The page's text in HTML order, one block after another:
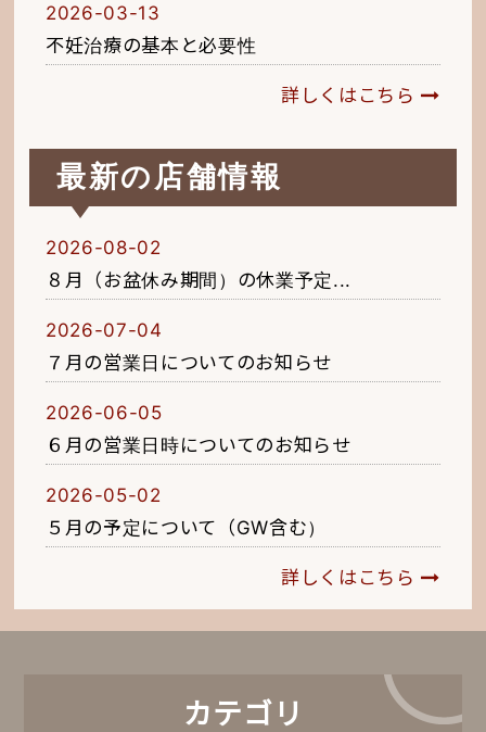
2026-03-13
不妊治療の基本と必要性
詳しくはこちら
最新の店舗情報
2026-08-02
８月（お盆休み期間）の休業予定...
2026-07-04
７月の営業日についてのお知らせ
2026-06-05
６月の営業日時についてのお知らせ
2026-05-02
５月の予定について（GW含む）
詳しくはこちら
カテゴリ